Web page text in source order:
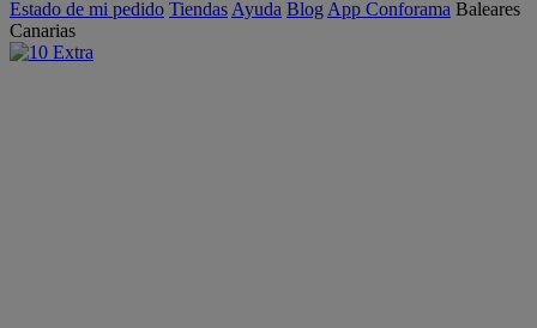
Estado de mi pedido Tiendas Ayuda Blog App Conforama Baleares
Canarias